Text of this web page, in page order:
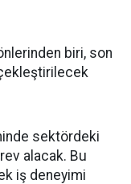
biri, son
sektördeki
alacak. Bu
iş deneyimi